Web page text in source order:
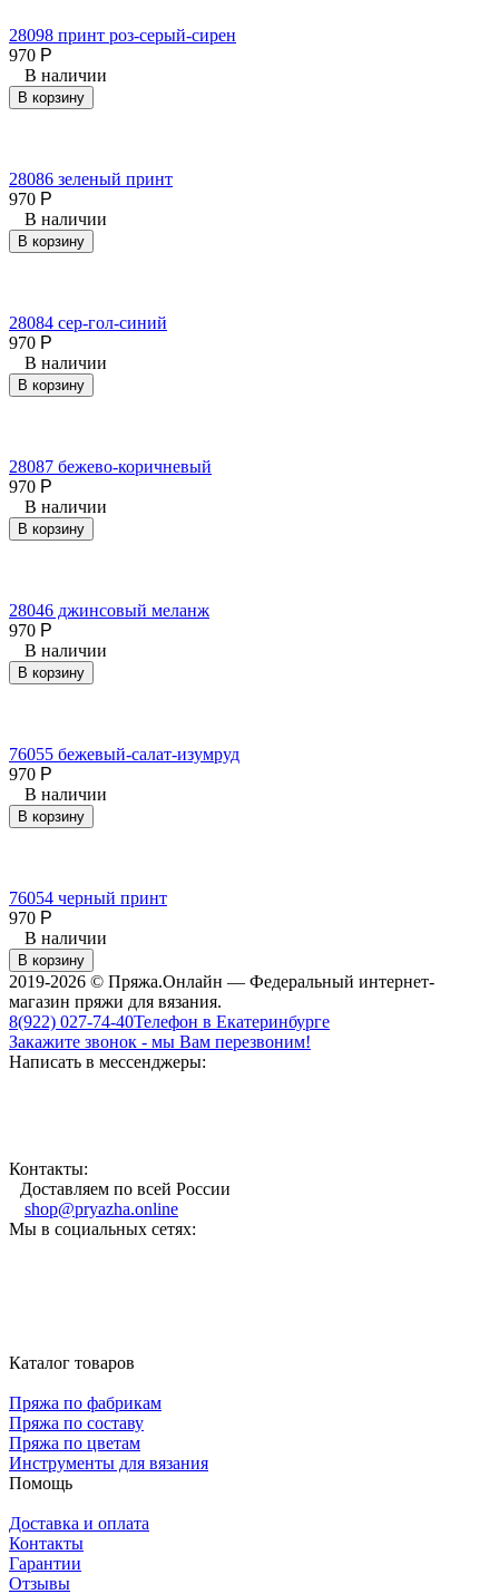
28098 принт роз-серый-сирен
970 Р
В наличии
В корзину
28086 зеленый принт
970 Р
В наличии
В корзину
28084 сер-гол-синий
970 Р
В наличии
В корзину
28087 бежево-коричневый
970 Р
В наличии
В корзину
28046 джинсовый меланж
970 Р
В наличии
В корзину
76055 бежевый-салат-изумруд
970 Р
В наличии
В корзину
76054 черный принт
970 Р
В наличии
В корзину
2019-2026 © Пряжа.Онлайн — Федеральный интернет-
магазин пряжи для вязания.
8(922) 027-74-40Телефон в Екатеринбурге
Закажите звонок - мы Вам перезвоним!
Написать в мессенджеры:
Контакты:
Доставляем по всей России
shop@pryazha.online
Мы в социальных сетях:
Каталог товаров
Пряжа по фабрикам
Пряжа по составу
Пряжа по цветам
Инструменты для вязания
Помощь
Доставка и оплата
Контакты
Гарантии
Отзывы